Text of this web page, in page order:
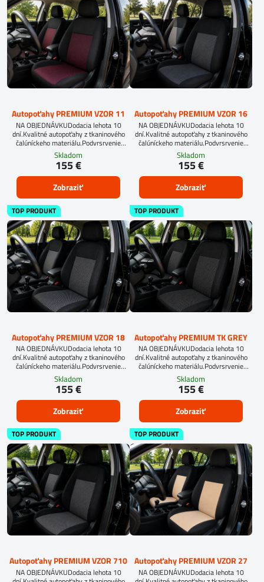
Autopoťahy PREMIUM VZOR 11
NA OBJEDNÁVKUDodacia lehota 10
dní.Kvalitné autopoťahy z tkaninového
čalúníckeho materiálu.Podvrsrvenie
molitan 5 mm.
Skladom
155 €
Zobraziť
Autopoťahy PREMIUM VZOR 16
NA OBJEDNÁVKUDodacia lehota 10
dní.Kvalitné autopoťahy z tkaninového
čalúníckeho materiálu.Podvrsrvenie
molitan 5 mm.
Skladom
155 €
Zobraziť
TOP PRODUKT
Autopoťahy PREMIUM VZOR 18
NA OBJEDNÁVKUDodacia lehota 10
dní.Kvalitné autopoťahy z tkaninového
čalúníckeho materiálu.Podvrsrvenie
molitan 5 mm.Pre objednanie autopoťahu
na mieru je potrebné vyplniť
objednávkový formulár.OBJEDNAŤ TU
Skladom
155 €
Zobraziť
TOP PRODUKT
Autopoťahy PREMIUM TK GREY
NA OBJEDNÁVKUDodacia lehota 10
dní.Kvalitné autopoťahy z tkaninového
čalúníckeho materiálu.Podvrsrvenie
molitan 5 mm.Pre objednanie autopoťahu
na mieru je potrebné vyplniť
objednávkový formulár.OBJEDNAŤ TU
Skladom
155 €
Zobraziť
TOP PRODUKT
Autopoťahy PREMIUM VZOR 710
NA OBJEDNÁVKUDodacia lehota 10
TOP PRODUKT
Autopoťahy PREMIUM VZOR 27
NA OBJEDNÁVKUDodacia lehota 10